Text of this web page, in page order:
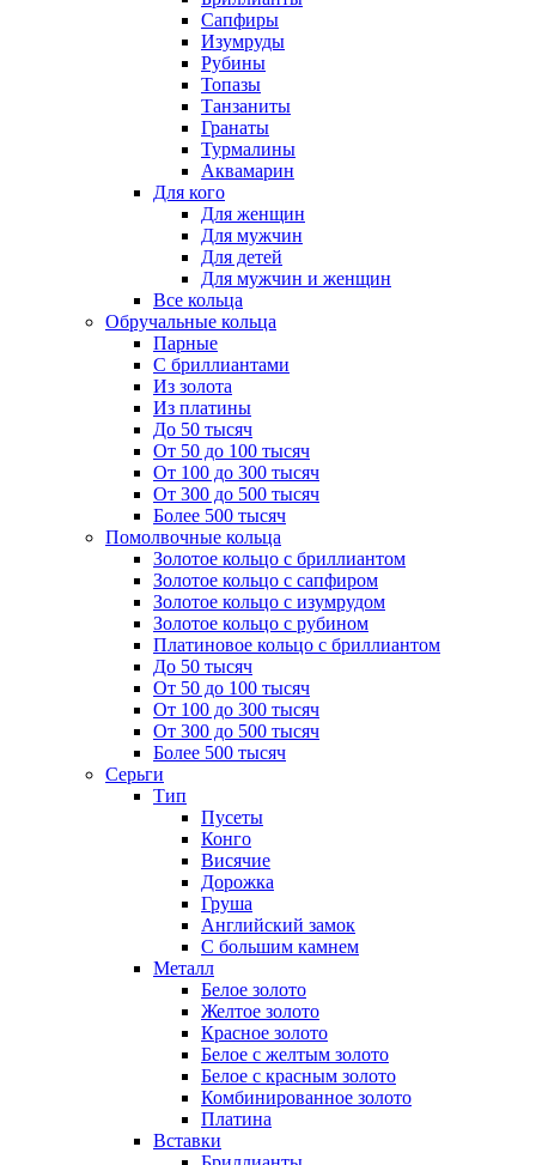
Сапфиры
Изумруды
Рубины
Топазы
Танзаниты
Гранаты
Турмалины
Аквамарин
Для кого
Для женщин
Для мужчин
Для детей
Для мужчин и женщин
Все кольца
Обручальные кольца
Парные
С бриллиантами
Из золота
Из платины
До 50 тысяч
От 50 до 100 тысяч
От 100 до 300 тысяч
От 300 до 500 тысяч
Более 500 тысяч
Помолвочные кольца
Золотое кольцо с бриллиантом
Золотое кольцо с сапфиром
Золотое кольцо с изумрудом
Золотое кольцо с рубином
Платиновое кольцо с бриллиантом
До 50 тысяч
От 50 до 100 тысяч
От 100 до 300 тысяч
От 300 до 500 тысяч
Более 500 тысяч
Серьги
Тип
Пусеты
Конго
Висячие
Дорожка
Груша
Английский замок
С большим камнем
Металл
Белое золото
Желтое золото
Красное золото
Белое с желтым золото
Белое с красным золото
Комбинированное золото
Платина
Вставки